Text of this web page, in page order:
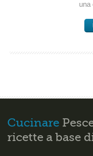
una
Cucinare
ricette a base